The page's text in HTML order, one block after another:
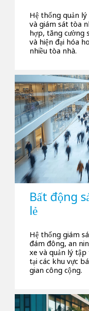
Hệ thống quản
và giám sát tòa
hợp, tăng cường
và hiện đại hóa
nhiều tòa nhà.
Bất động
lẻ
Hệ thống giám
đám đông, an
xe và quản lý
tại các khu vực
gian công cộng.